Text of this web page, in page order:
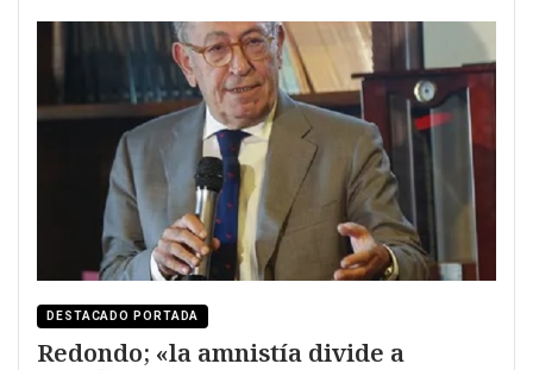
DESTACADO PORTADA
Redondo; «la amnistía divide a